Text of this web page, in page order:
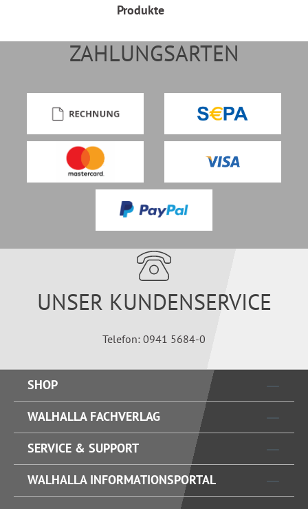
Produkte
ZAHLUNGSARTEN
UNSER KUNDENSERVICE
Telefon: 0941 5684-0
SHOP
WALHALLA FACHVERLAG
SERVICE & SUPPORT
WALHALLA INFORMATIONSPORTAL